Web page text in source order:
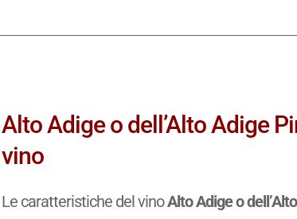
Alto Adige o dell’Alto Adige
vino
Le caratteristiche del vinoAlto Adige o